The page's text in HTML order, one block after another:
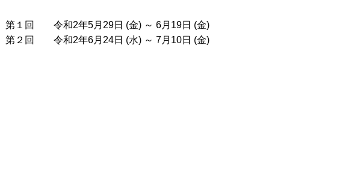
第１回 令和2年5月29日 (金) ～ 6月19日 (金)
第２回 令和2年6月24日 (水) ～ 7月10日 (金)